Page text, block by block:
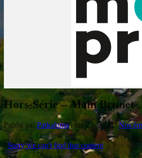
Hors-Série – Alain Brunet
Publié parPatkahuna| Jan 27, 2020|Nos